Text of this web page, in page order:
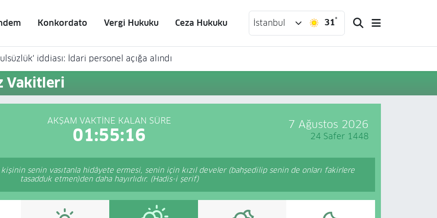
Konkordato Vergi Hukuku Ceza Hukuku İstanbul 31°
iddiası: İdari personel açığa alındı
Vakitleri
AKŞAM VAKTINE KALAN SÜRE
01:55:16
7 Ağustos 2026
24 Safer 1448
senin vasıtanla hidâyete ermesi, senin için kızıl develer (bahşedilip senin de onları fakirlere
tasadduk etmen)den daha hayırlıdır. (Hadis-i şerif)